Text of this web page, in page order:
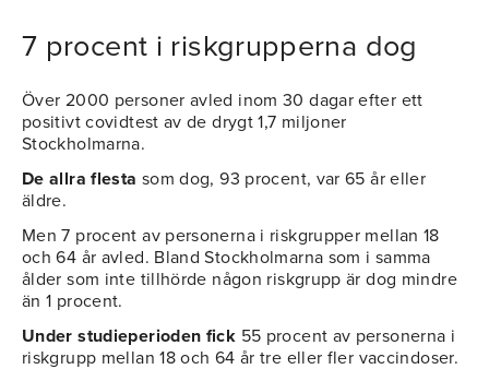
7 procent i riskgrupperna dog
Över 2000 personer avled inom 30 dagar efter ett
positivt covidtest av de drygt 1,7 miljoner
Stockholmarna.
De allra flesta som dog, 93 procent, var 65 år eller
äldre.
Men 7 procent av personerna i riskgrupper mellan 18
och 64 år avled. Bland Stockholmarna som i samma
ålder som inte tillhörde någon riskgrupp är dog mindre
än 1 procent.
Under studieperioden fick 55 procent av personerna i
riskgrupp mellan 18 och 64 år tre eller fler vaccindoser.